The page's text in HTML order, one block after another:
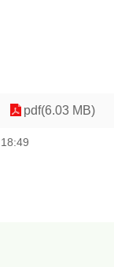
pdf(6.03 MB)